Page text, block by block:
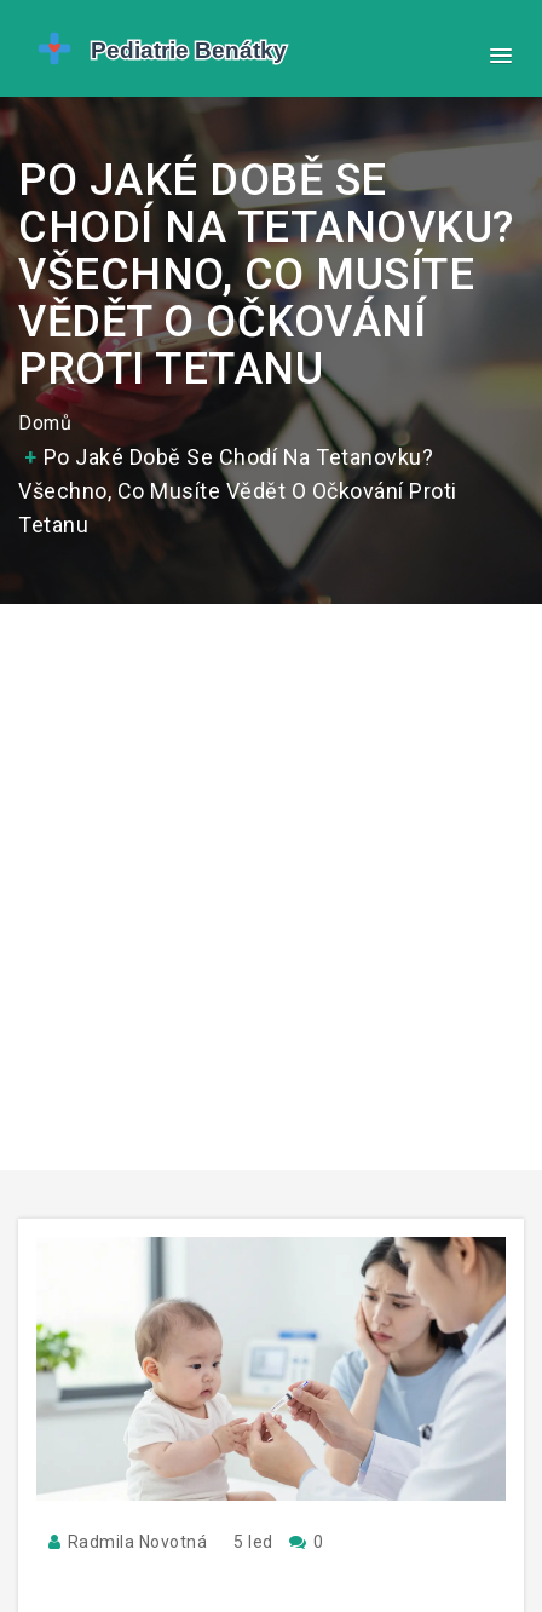
PO JAKÉ DOBĚ SE
CHODÍ NA TETANOVKU?
VŠECHNO, CO MUSÍTE
VĚDĚT O OČKOVÁNÍ
PROTI TETANU
Domů
Po Jaké Době Se Chodí Na Tetanovku?
Všechno, Co Musíte Vědět O Očkování Proti
Tetanu
Radmila Novotná 5 led 0